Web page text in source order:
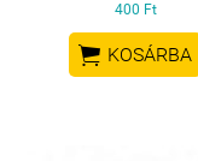
400 Ft
 KOSÁRBA